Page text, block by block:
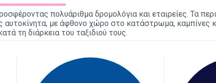
πολυάριθμα δρομολόγια και εταιρείες. Τα
με άφθονο χώρο στο κατάστρωμα, καμπίνες
τη διάρκεια του ταξιδιού τους.